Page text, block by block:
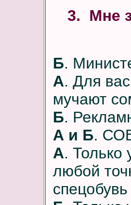
3. Мне
Б.
А. Для
мучают
Б.
А и Б.
А.
любой